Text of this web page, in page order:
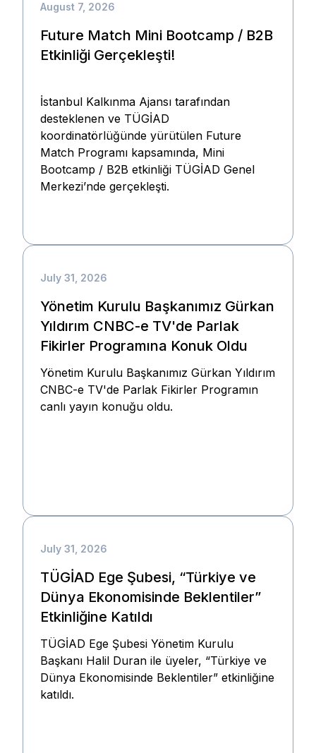
August 7, 2026
Future Match Mini Bootcamp / B2B
Etkinliği Gerçekleşti!
İstanbul Kalkınma Ajansı tarafından
desteklenen ve TÜGİAD
koordinatörlüğünde yürütülen Future
Match Programı kapsamında, Mini
Bootcamp / B2B etkinliği TÜGİAD Genel
Merkezi’nde gerçekleşti.
July 31, 2026
Yönetim Kurulu Başkanımız Gürkan
Yıldırım CNBC-e TV'de Parlak
Fikirler Programına Konuk Oldu
Yönetim Kurulu Başkanımız Gürkan Yıldırım
CNBC-e TV'de Parlak Fikirler Programın
canlı yayın konuğu oldu.
July 31, 2026
TÜGİAD Ege Şubesi, “Türkiye ve
Dünya Ekonomisinde Beklentiler”
Etkinliğine Katıldı
TÜGİAD Ege Şubesi Yönetim Kurulu
Başkanı Halil Duran ile üyeler, “Türkiye ve
Dünya Ekonomisinde Beklentiler” etkinliğine
katıldı.